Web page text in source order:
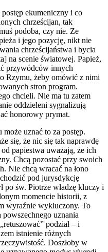
ekumeniczny i co
chrześcijan, tak
podoba, czy nie. Ze
i jego pozycję, nikt nie
chrześcijaństwa i bycia
na scenie światowej. Papież,
przywódców innych
Rzymu, żeby omówić z nimi
stron program.
chcieli. Nie ma tu zatem
oddzieleni sygnalizują
honorowy prymat.
uznać to za postęp.
się, że nic się tak naprawdę
papiestwa uważają, że ich
Chcą pozostać przy swoich
Nie chcą wracać na łono
pod jurysdykcję
po św. Piotrze władzę kluczy i
momencie historii, z
wyraźnie wykluczony. To
uznania
podział – i
istnienie różnych
Doszłoby w